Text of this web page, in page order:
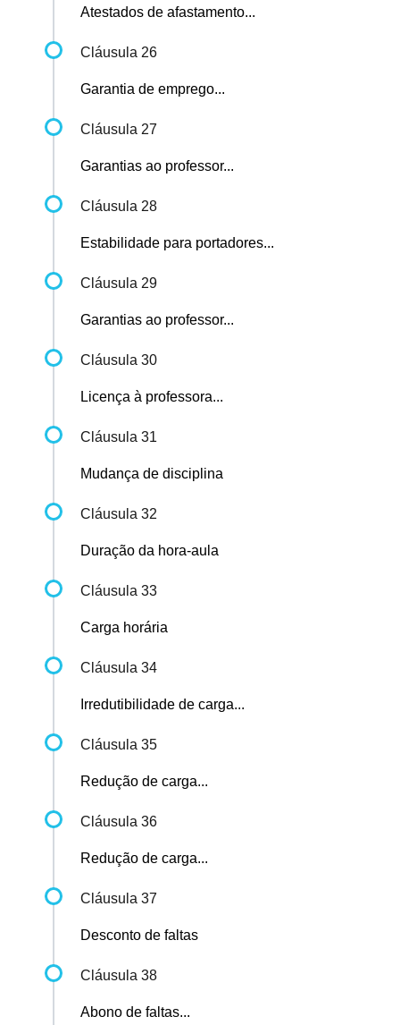
Atestados de afastamento...
Cláusula 26
Garantia de emprego...
Cláusula 27
Garantias ao professor...
Cláusula 28
Estabilidade para portadores...
Cláusula 29
Garantias ao professor...
Cláusula 30
Licença à professora...
Cláusula 31
Mudança de disciplina
Cláusula 32
Duração da hora-aula
Cláusula 33
Carga horária
Cláusula 34
Irredutibilidade de carga...
Cláusula 35
Redução de carga...
Cláusula 36
Redução de carga...
Cláusula 37
Desconto de faltas
Cláusula 38
Abono de faltas...